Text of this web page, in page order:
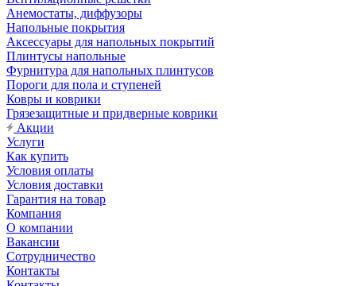
Анемостаты, диффузоры
Напольные покрытия
Аксессуары для напольных покрытий
Плинтусы напольные
Фурнитура для напольных плинтусов
Пороги для пола и ступеней
Ковры и коврики
Грязезащитные и придверные коврики
Акции
Услуги
Как купить
Условия оплаты
Условия доставки
Гарантия на товар
Компания
О компании
Вакансии
Сотрудничество
Контакты